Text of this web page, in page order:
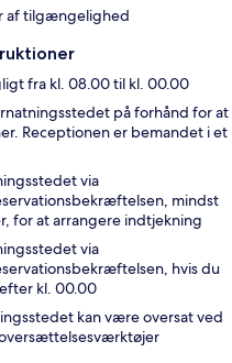
af tilgængelighed
fra kl. 08.00 til kl. 00.00
på forhånd for at
Receptionen er bemandet i et
via
mindst
for at arrangere indtjekning
via
hvis du
kl. 00.00
kan være oversat ved